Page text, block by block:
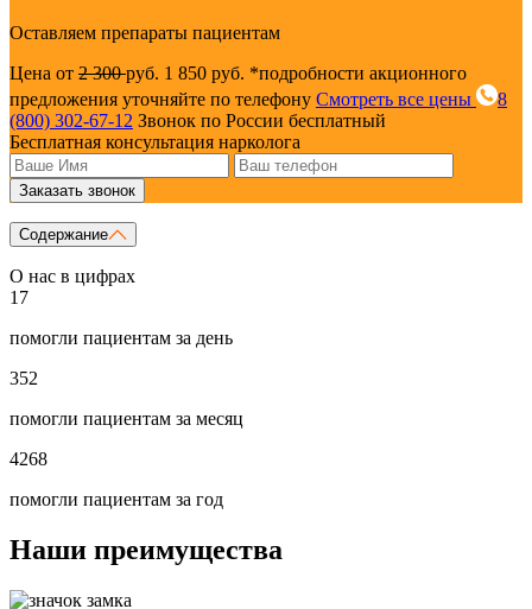
Оставляем препараты пациентам
Цена от 2 300руб. 1 850 руб. *подробности акционного
предложения уточняйте по телефону Смотреть все цены
8
(800) 302-67-12 Звонок по России бесплатный
Бесплатная консультация нарколога
Заказать звонок
Содержание
О нас в цифрах
17
помогли пациентам за день
352
помогли пациентам за месяц
4268
помогли пациентам за год
Наши преимущества